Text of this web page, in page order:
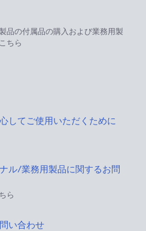
品の付属品の購入および業務用製
ちら
してご使用いただくために
ル/業務用製品に関するお問
ら
い合わせ